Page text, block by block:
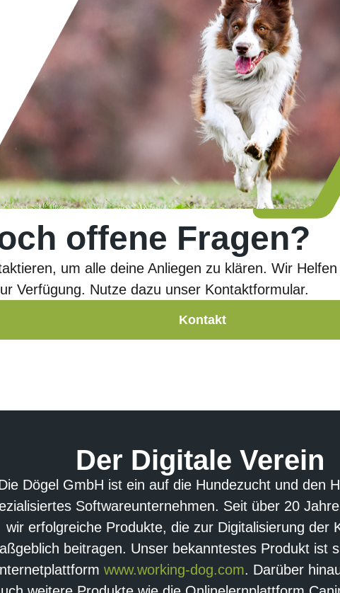
offene Fragen?
um alle deine Anliegen zu klären. Wir
Verfügung. Nutze dazu unser Kontaktformular.
Kontakt
Der Digitale Verein
Dögel GmbH ist ein auf die Hundezucht und den
Softwareunternehmen. Seit über 20
wir erfolgreiche Produkte, die zur Digitalisierung der
beitragen. Unser bekanntestes Produkt ist
www.working-dog.com. Darüber